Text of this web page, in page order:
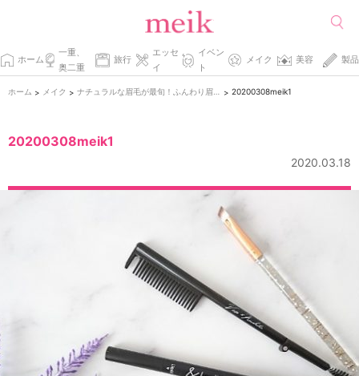
ホーム
一重、
奥二重
旅行
エッセ
イ
イベン
ト
メイク 美容 製品
ホーム > メイク > > 20200308meik1
20200308meik1
2020.03.18